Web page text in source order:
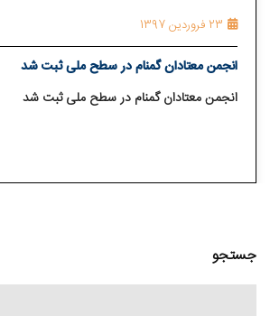
23 فروردین 1397
انجمن معتادان گمنام در سطح ملی ثبت شد
انجمن معتادان گمنام در سطح ملی ثبت شد
جستجو